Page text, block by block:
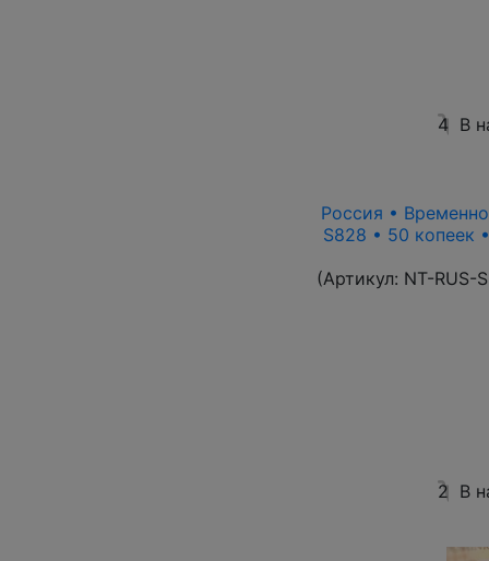
4 В
Россия •
S828 • 50 копеек
(Артикул: NT-RUS-
2 В